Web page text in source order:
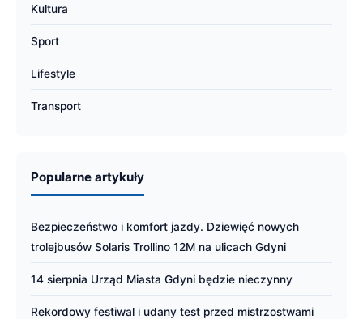
Kultura
Sport
Lifestyle
Transport
Popularne artykuły
Bezpieczeństwo i komfort jazdy. Dziewięć nowych
trolejbusów Solaris Trollino 12M na ulicach Gdyni
14 sierpnia Urząd Miasta Gdyni będzie nieczynny
Rekordowy festiwal i udany test przed mistrzostwami